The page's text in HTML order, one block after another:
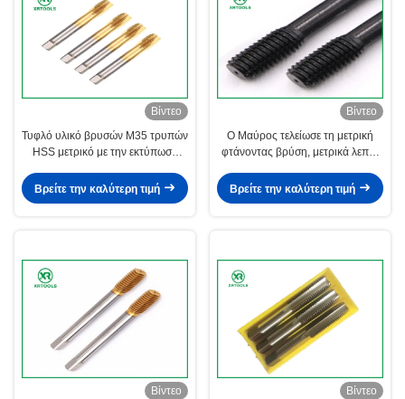
Βίντεο
Τυφλό υλικό βρυσών M35 τρυπών
HSS μετρικό με την εκτύπωση
Βρείτε την καλύτερη τιμή
Βίντεο
Ο Μαύρος τελείωσε τη μετρική
φτάνοντας βρύση, μετρικά λεπτά
νημάτων
Βρείτε την καλύτερη τιμή
Βίντεο
Βίντεο